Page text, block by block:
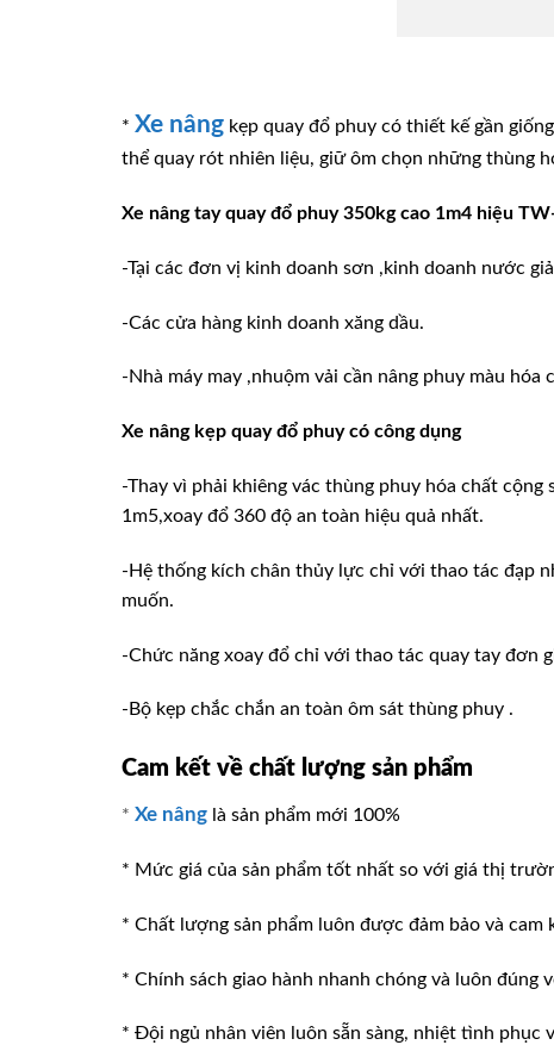
* Xe nâng kẹp quay đổ phuy có thiết kế gần
thể quay rót nhiên liệu, giữ ôm chọn những thùng
Xe nâng tay quay đổ phuy 350kg cao 1m4 hiệu
-Tại các đơn vị kinh doanh sơn ,kinh doanh nước
-Các cửa hàng kinh doanh xăng dầu.
-Nhà máy may ,nhuộm vải cần nâng phuy màu hóa
Xe nâng kẹp quay đổ phuy có công dụng
-Thay vì phải khiêng vác thùng phuy hóa chất
1m5,xoay đổ 360 độ an toàn hiệu quả nhất.
-Hệ thống kích chân thủy lực chỉ với thao tác đạp
muốn.
-Chức năng xoay đổ chỉ với thao tác quay tay đơn
-Bộ kẹp chắc chắn an toàn ôm sát thùng phuy .
Cam kết về chất lượng sản phẩm
* Xe nâng là sản phẩm mới 100%
* Mức giá của sản phẩm tốt nhất so với giá thị
* Chất lượng sản phẩm luôn được đảm bảo và
* Chính sách giao hành nhanh chóng và luôn đúng
* Đội ngủ nhân viên luôn sẵn sàng, nhiệt tình phục